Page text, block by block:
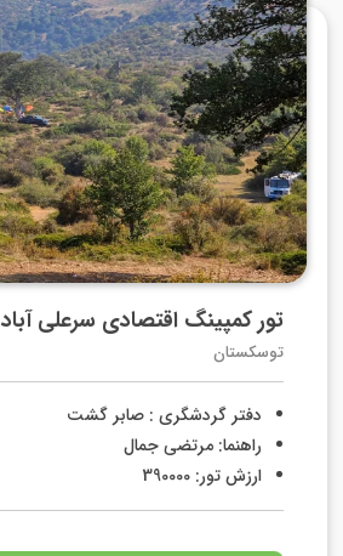
تور کمپینگ اقتصادی سرعلی آباد
توسکستان
دفتر گردشگری : صابر گشت
راهنما: مرتضی جمال
ارزش تور: 390000